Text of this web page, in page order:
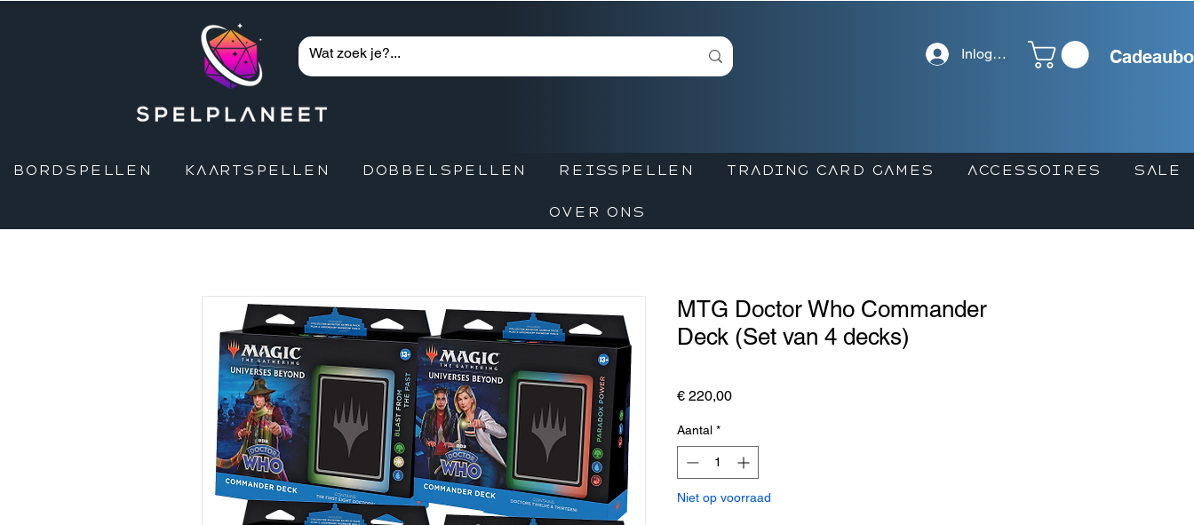
Inloggen
BORDSPELLEN KAARTSPELLEN DOBBELSPELLEN REISSPELLEN TRADING CARD GAMES ACCESSOIRES SALE
OVER ONS
MTG Doctor Who Commander
Deck (Set van 4 decks)
€ 220,00Prijs
Aantal *
Niet op voorraad